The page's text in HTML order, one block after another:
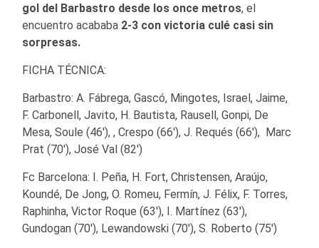
gol del Barbastro desde los once metros, el
encuentro acababa 2-3 con victoria culé casi sin
sorpresas.
FICHA TÉCNICA:
Barbastro: A. Fábrega, Gascó, Mingotes, Israel, Jaime,
F. Carbonell, Javito, H. Bautista, Rausell, Gonpi, De
Mesa, Soule (46′), , Crespo (66′), J. Requés (66′), Marc
Prat (70′), José Val (82′)
Fc Barcelona: I. Peña, H. Fort, Christensen, Araújo,
Koundé, De Jong, O. Romeu, Fermín, J. Félix, F. Torres,
Raphinha, Victor Roque (63′), I. Martínez (63′),
Gundogan (70′), Lewandowski (70′), S. Roberto (75′)